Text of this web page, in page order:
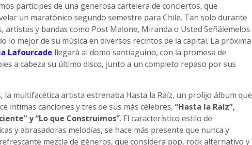
partícipes de una generosa cartelera de conciertos, que
un maratónico segundo semestre para Chile. Tan solo durante
artistas y bandas como Post Malone, Miranda o Usted Señálemelos
lo mejor de su música en diversos recintos de la capital. La próxima
Lafourcade llegará al domo santiaguino, con la promesa de
a cabeza su último disco, junto a un completo repaso por sus
la multifacética artista estrenaba Hasta la Raíz, un prolijo álbum que
íntimas canciones y tres de sus más célebres, “Hasta la Raíz”,
y “Lo que Construimos”. El característico estilo de
y abrasadoras melodías, se hace más presente que nunca y
mezcla de géneros, que considera pop, rock alternativo y